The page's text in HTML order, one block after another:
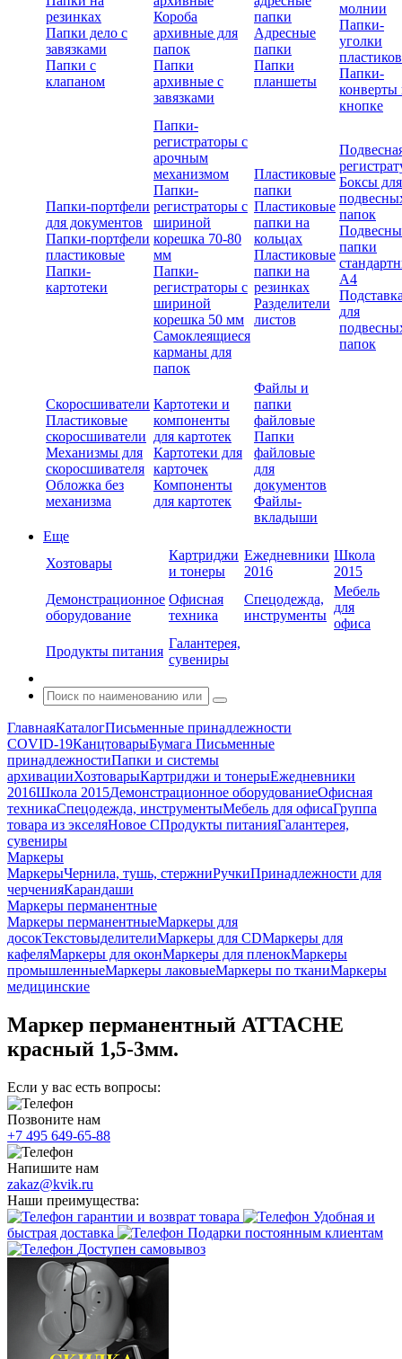
резинках
Папки дело с
завязками
Папки с
клапаном
Короба
архивные для
папок
Папки
архивные с
завязками
папки
Адресные
папки
Папки
планшеты
молнии
Папки-
уголки
Папки-
конверты
кнопке
Папки-портфели
для документов
Папки-портфели
пластиковые
Папки-
картотеки
Папки-
регистраторы с
арочным
механизмом
Папки-
регистраторы с
шириной
корешка 70-80
мм
Папки-
регистраторы с
шириной
корешка 50 мм
Самоклеящиеся
карманы для
папок
Пластиковые
папки
Пластиковые
папки на
кольцах
Пластиковые
папки на
резинках
Разделители
листов
Боксы для
папок
папки
А4
для
папок
Скоросшиватели
Пластиковые
скоросшиватели
Механизмы для
скоросшивателя
Обложка без
механизма
Картотеки и
компоненты
для картотек
Картотеки для
карточек
Компоненты
для картотек
Файлы и
папки
файловые
Папки
файловые
для
документов
Файлы-
вкладыши
Еще
Хозтовары
Картриджи
и тонеры
Ежедневники
2016
Школа
2015
Демонстрационное
оборудование
Офисная
техника
Спецодежда,
инструменты
Мебель
для
офиса
Продукты питания
Галантерея,
сувениры
ГлавнаяКаталогПисьменные принадлежности
COVID-19КанцтоварыБумага Письменные
принадлежностиПапки и системы
архивацииХозтоварыКартриджи и тонерыЕжедневники
2016Школа 2015Демонстрационное оборудованиеОфисная
техникаСпецодежда, инструментыМебель для офисаГруппа
товара из экселяНовое СПродукты питанияГалантерея,
сувениры
Маркеры
МаркерыЧернила, тушь, стержниРучкиПринадлежности для
черченияКарандаши
Маркеры перманентные
Маркеры перманентныеМаркеры для
досокТекстовыделителиМаркеры для CDМаркеры для
кафеляМаркеры для оконМаркеры для пленокМаркеры
промышленныеМаркеры лаковыеМаркеры по тканиМаркеры
медицинские
Маркер перманентный ATTACHE
красный 1,5-3мм.
Если у вас есть вопросы:
Позвоните нам
+7 495 649-65-88
Напишите нам
zakaz@kvik.ru
Наши преимущества:
гарантии и возврат товара
Удобная и
быстрая доставка
Подарки постоянным клиентам
Доступен самовывоз